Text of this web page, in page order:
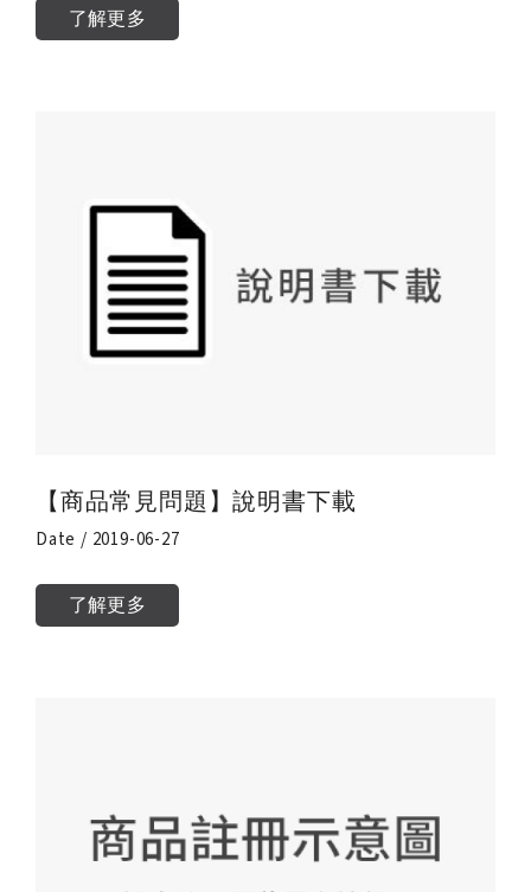
了解更多
【商品常見問題】說明書下載
Date / 2019-06-27
了解更多